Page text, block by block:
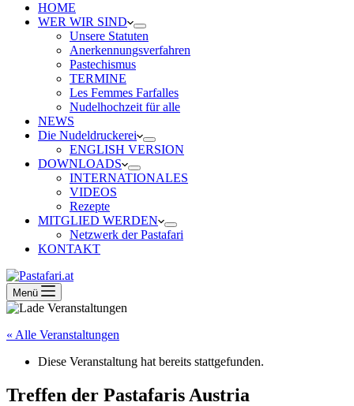
HOME
WER WIR SIND
Unsere Statuten
Anerkennungsverfahren
Pastechismus
TERMINE
Les Femmes Farfalles
Nudelhochzeit für alle
NEWS
Die Nudeldruckerei
ENGLISH VERSION
DOWNLOADS
INTERNATIONALES
VIDEOS
Rezepte
MITGLIED WERDEN
Netzwerk der Pastafari
KONTAKT
Menü
« Alle Veranstaltungen
Diese Veranstaltung hat bereits stattgefunden.
Treffen der Pastafaris Austria